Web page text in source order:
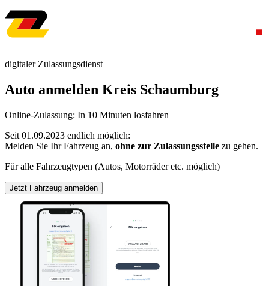
digitaler Zulassungsdienst
Auto anmelden Kreis Schaumburg
Online-Zulassung: In 10 Minuten losfahren
Seit 01.09.2023 endlich möglich:
Melden Sie Ihr Fahrzeug an, ohne zur Zulassungsstelle zu gehen.
Für alle Fahrzeugtypen (Autos, Motorräder etc. möglich)
Jetzt Fahrzeug anmelden